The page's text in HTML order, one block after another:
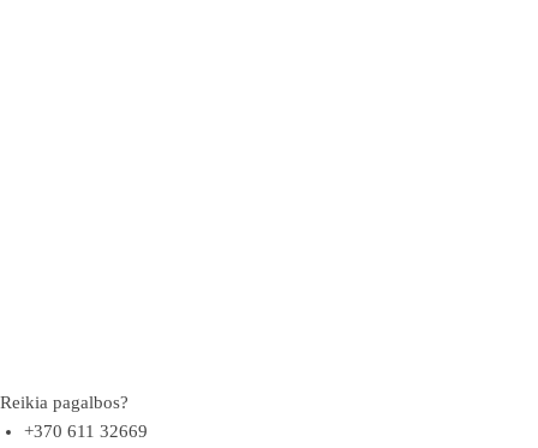
Reikia pagalbos?
+370 611 32669